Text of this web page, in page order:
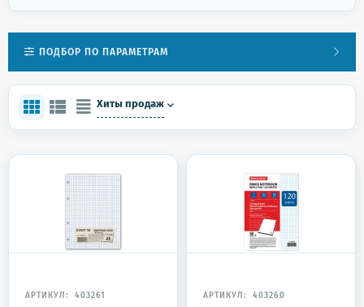
ПОДБОР ПО ПАРАМЕТРАМ
Хиты продаж
АРТИКУЛ: 403261 АРТИКУЛ: 403260